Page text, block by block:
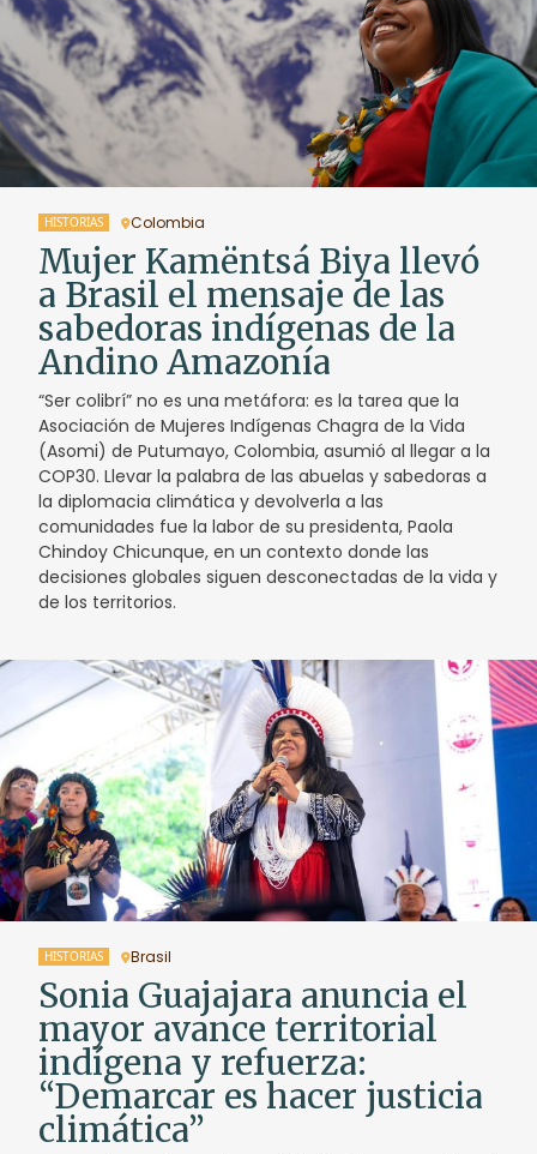
HISTORIAS Colombia
Mujer Kamëntsá Biya llevó
a Brasil el mensaje de las
sabedoras indígenas de la
Andino Amazonía
“Ser colibrí” no es una metáfora: es la tarea que la
Asociación de Mujeres Indígenas Chagra de la Vida
(Asomi) de Putumayo, Colombia, asumió al llegar a la
COP30. Llevar la palabra de las abuelas y sabedoras a
la diplomacia climática y devolverla a las
comunidades fue la labor de su presidenta, Paola
Chindoy Chicunque, en un contexto donde las
decisiones globales siguen desconectadas de la vida y
de los territorios.
HISTORIAS Brasil
Sonia Guajajara anuncia el
mayor avance territorial
indígena y refuerza:
“Demarcar es hacer justicia
climática”